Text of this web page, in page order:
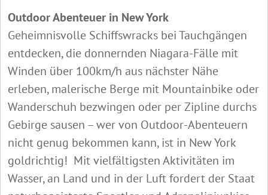
Outdoor Abenteuer in New York
Geheimnisvolle Schiffswracks bei Tauchgängen
entdecken, die donnernden Niagara-Fälle mit
Winden über 100km/h aus nächster Nähe
erleben, malerische Berge mit Mountainbike oder
Wanderschuh bezwingen oder per Zipline durchs
Gebirge sausen – wer von Outdoor-Abenteuern
nicht genug bekommen kann, ist in New York
goldrichtig! Mit vielfältigsten Aktivitäten im
Wasser, an Land und in der Luft fordert der Staat